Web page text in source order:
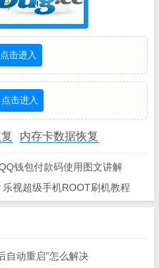
点击进入
点击进入
内存卡数据恢复
钱包付款码使用图文讲解
视超级手机ROOT刷机教程
自动重启”怎么解决